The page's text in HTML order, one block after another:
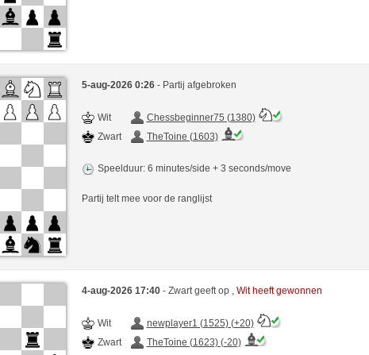
5-aug-2026 0:26 - Partij afgebroken
Wit
Chessbeginner75 (1380)
Zwart
TheToine (1603)
Speelduur: 6 minutes/side + 3 seconds/move
Partij telt mee voor de ranglijst
4-aug-2026 17:40 - Zwart geeft op , Wit heeft gewonnen
Wit
newplayer1 (1525) (+20)
Zwart
TheToine (1623) (-20)